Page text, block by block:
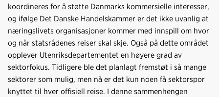
koordineres for å støtte Danmarks kommersielle interesser,
og ifølge Det Danske Handelskammer er det ikke uvanlig at
næringslivets organisasjoner kommer med innspill om hvor
og når statsrådenes reiser skal skje. Også på dette området
opplever Utenriksdepartementet en høyere grad av
sektorfokus. Tidligere ble det planlagt fremstøt i så mange
sektorer som mulig, men nå er det kun noen få sektorspor
knyttet til hver offisiell reise. I denne sammenhengen